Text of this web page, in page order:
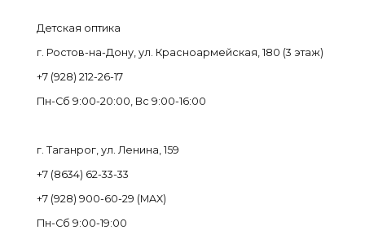
Детская оптика
г. Ростов-на-Дону, ул. Красноармейская, 180 (3 этаж)
+7 (928) 212-26-17
Пн-Cб 9:00-20:00, Вс 9:00-16:00
г. Таганрог, ул. Ленина, 159
+7 (8634) 62-33-33
+7 (928) 900-60-29 (MAX)
Пн-Cб 9:00-19:00